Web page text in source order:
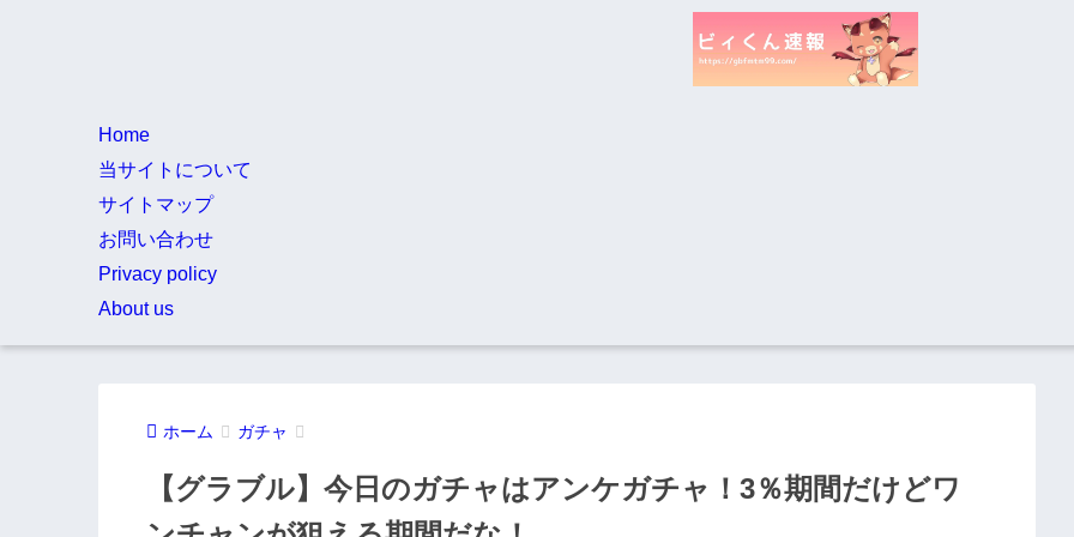
Home
当サイトについて
サイトマップ
お問い合わせ
Privacy policy
About us
ホーム ガチャ
【グラブル】今日のガチャはアンケガチャ！3％期間だけどワ